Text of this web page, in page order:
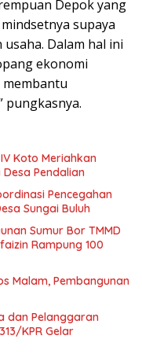
Depok yang
supaya
Dalam hal ini
ekonomi
membantu
pungkasnya.
Koto Meriahkan
Desa Pendalian
Pencegahan
Sungai Buluh
Sumur Bor TMMD
Rampung 100
Malam, Pembangunan
dan Pelanggaran
KPR Gelar